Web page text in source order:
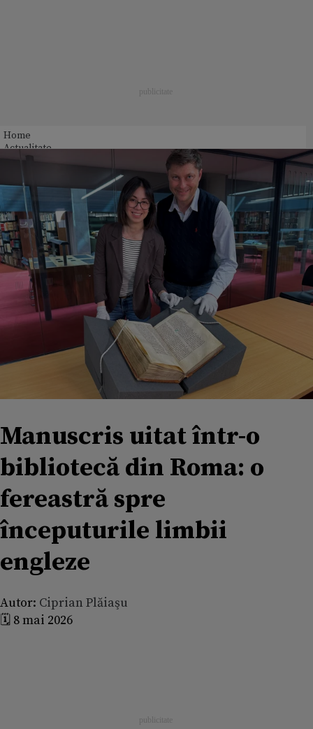
Home
Actualitate
Manuscris uitat într-o
bibliotecă din Roma: o
fereastră spre
începuturile limbii
engleze
Autor: Ciprian Plăiaşu
🗓️ 8 mai 2026